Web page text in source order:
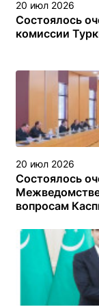
20 июл 2026
Состоялось
комиссии
20 июл 2026
Состоялось
вопросам